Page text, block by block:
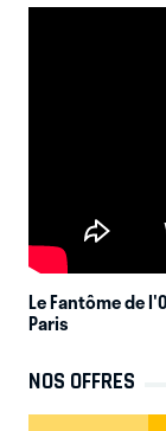
Le Fantôme de
Paris
NOS OFFRES